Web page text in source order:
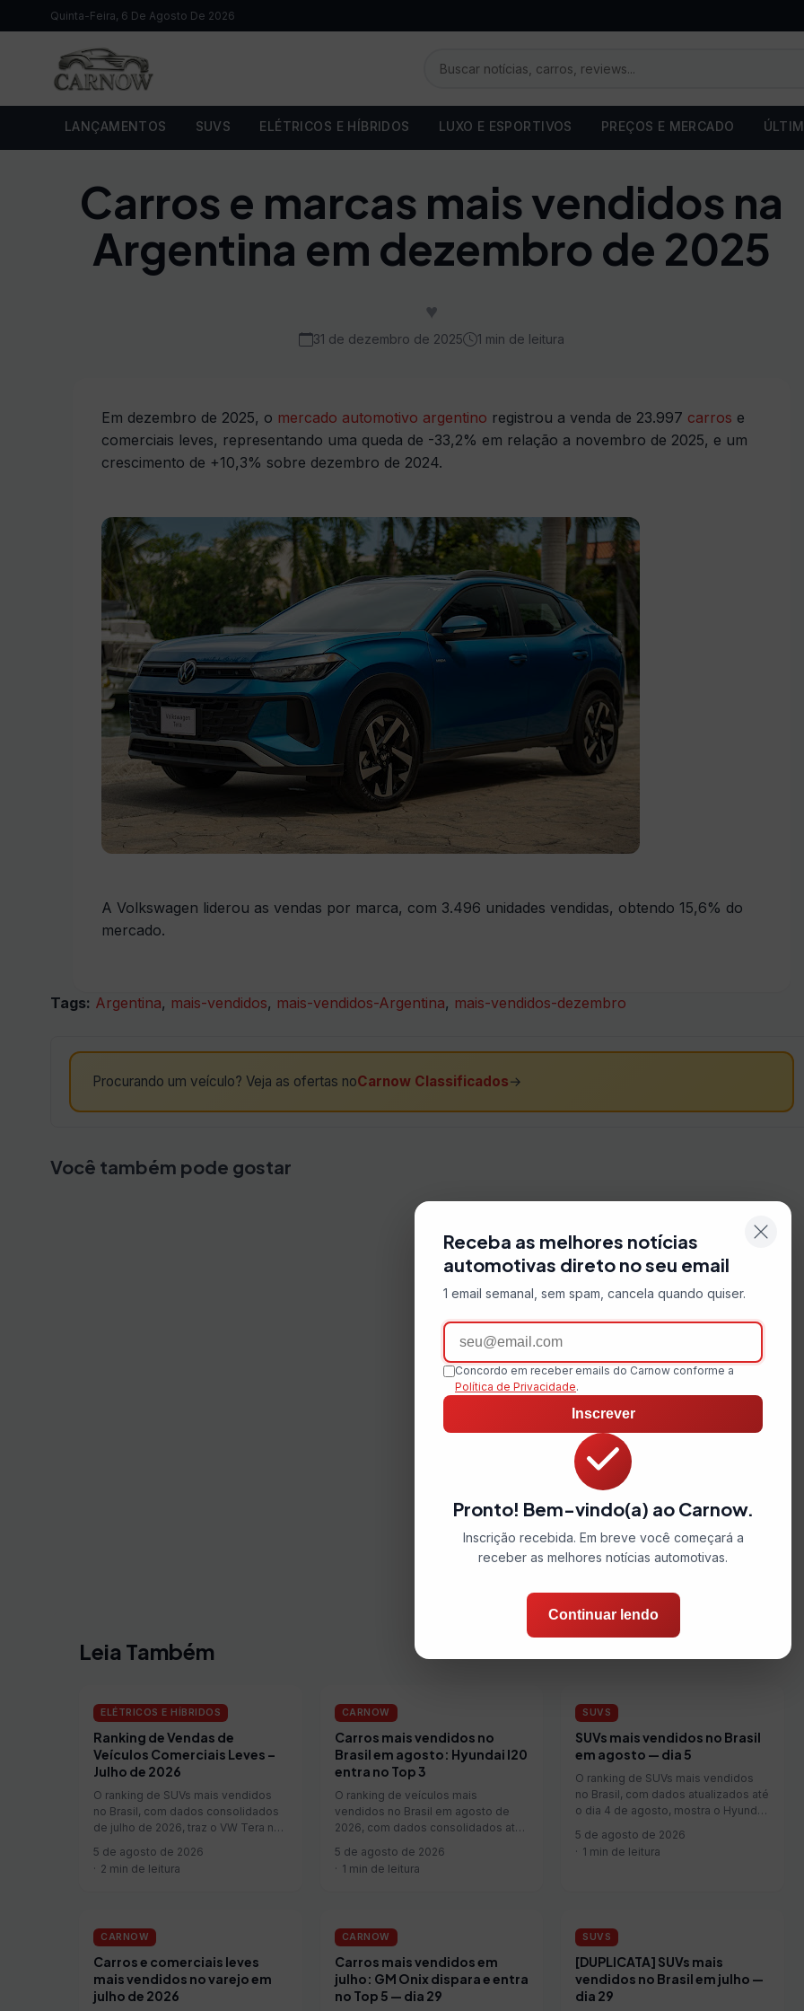
Quinta-Feira, 6 De Agosto De 2026
LANÇAMENTOS SUVS ELÉTRICOS E HÍBRIDOS LUXO E ESPORTIVOS PREÇOS E MERCADO
Carros e marcas mais vendidos na
Argentina em dezembro de 2025
♥
31 de dezembro de 2025 1 min de leitura
Em dezembro de 2025, o mercado automotivo argentino registrou a venda de 23.997 carros e
comerciais leves, representando uma queda de -33,2% em relação a novembro de 2025, e um
crescimento de +10,3% sobre dezembro de 2024.
A Volkswagen liderou as vendas por marca, com 3.496 unidades vendidas, obtendo 15,6% do
mercado.
Tags: Argentina, mais-vendidos, mais-vendidos-Argentina, mais-vendidos-dezembro
Procurando um veículo? Veja as ofertas noCarnow Classificados→
Você também pode gostar
Leia Também
ELÉTRICOS E HÍBRIDOS
Ranking de Vendas de
Veículos Comerciais Leves –
Julho de 2026
O ranking de SUVs mais vendidos
no Brasil, com dados consolidados
de julho de 2026, traz o VW Tera na
encerrou julho com 10.165 unidades
emplacadas, resultado 9,4%
5 de agosto de 2026
2 min de leitura
CARNOW
Carros mais vendidos no
Brasil em agosto: Hyundai I20
entra no Top 3
O ranking de veículos mais
vendidos no Brasil em agosto de
2026, com dados consolidados até
Hyundai I20, que, em seu início de
comercialização no mercado
5 de agosto de 2026
1 min de leitura
SUVS
SUVs mais vendidos no Brasil
em agosto — dia 5
O ranking de SUVs mais vendidos
no Brasil, com dados atualizados até
o dia 4 de agosto, mostra o Hyundai
unidades vendidas no período —
alta de 213,4% em relação ao
5 de agosto de 2026
1 min de leitura
CARNOW
Carros e comerciais leves
mais vendidos no varejo em
julho de 2026
CARNOW
Carros mais vendidos em
julho: GM Onix dispara e entra
no Top 5 — dia 29
SUVS
[DUPLICATA] SUVs mais
vendidos no Brasil em julho —
dia 29
Receba as melhores notícias
automotivas direto no seu email
1 email semanal, sem spam, cancela quando quiser.
Email
Concordo em receber emails do Carnow conforme a
Política de Privacidade.
Inscrever
Pronto! Bem-vindo(a) ao Carnow.
Inscrição recebida. Em breve você começará a
receber as melhores notícias automotivas.
Continuar lendo